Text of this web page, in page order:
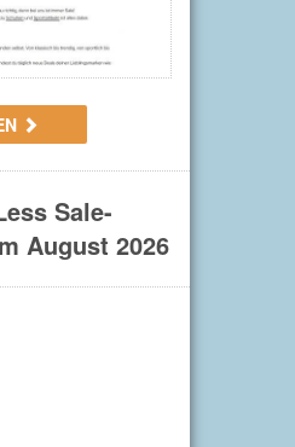
Sale-
August 2026